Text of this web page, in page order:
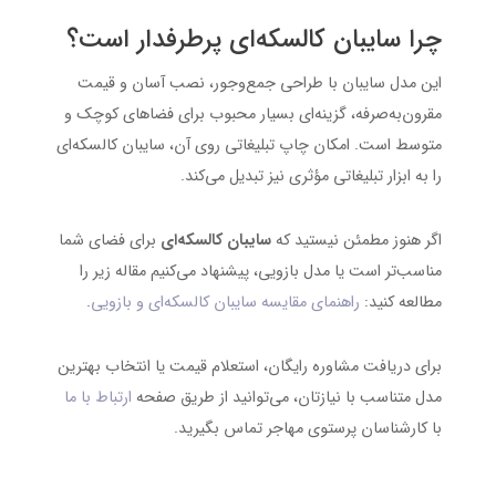
چرا سایبان کالسکه‌ای پرطرفدار است؟
این مدل سایبان با طراحی جمع‌وجور، نصب آسان و قیمت
مقرون‌به‌صرفه، گزینه‌ای بسیار محبوب برای فضاهای کوچک و
متوسط است. امکان چاپ تبلیغاتی روی آن، سایبان کالسکه‌ای
را به ابزار تبلیغاتی مؤثری نیز تبدیل می‌کند.
اگر هنوز مطمئن نیستید که سایبان کالسکه‌ای برای فضای شما
مناسب‌تر است یا مدل بازویی، پیشنهاد می‌کنیم مقاله زیر را
مطالعه کنید: راهنمای مقایسه سایبان کالسکه‌ای و بازویی.
برای دریافت مشاوره رایگان، استعلام قیمت یا انتخاب بهترین
مدل متناسب با نیازتان، می‌توانید از طریق صفحه ارتباط با ما
با کارشناسان پرستوی مهاجر تماس بگیرید.